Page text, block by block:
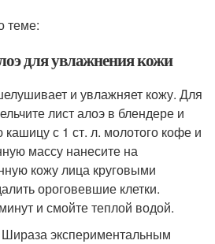
теме:
для увлажнения кожи
и увлажняет кожу. Для
лист алоэ в блендере и
с 1 ст. л. молотого кофе и
массу нанесите на
кожу лица круговыми
ороговевшие клетки.
и смойте теплой водой.
экспериментальным